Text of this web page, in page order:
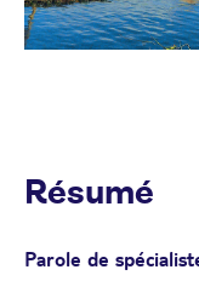
Résumé
Parole de